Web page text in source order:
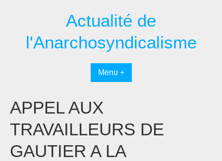
Actualité de
l'Anarchosyndicalisme
Menu +
APPEL AUX
TRAVAILLEURS DE
GAUTIER A LA